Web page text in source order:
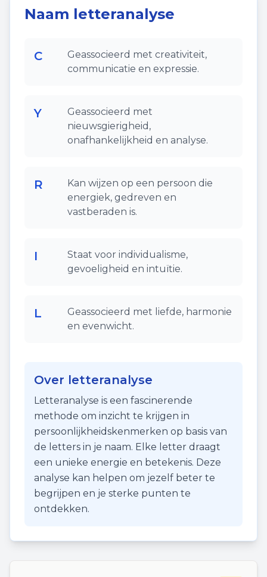
Naam letteranalyse
C
Geassocieerd met creativiteit,
communicatie en expressie.
Y
Geassocieerd met
nieuwsgierigheid,
onafhankelijkheid en analyse.
R
Kan wijzen op een persoon die
energiek, gedreven en
vastberaden is.
I
Staat voor individualisme,
gevoeligheid en intuïtie.
L
Geassocieerd met liefde, harmonie
en evenwicht.
Over letteranalyse
Letteranalyse is een fascinerende
methode om inzicht te krijgen in
persoonlijkheidskenmerken op basis van
de letters in je naam. Elke letter draagt
een unieke energie en betekenis. Deze
analyse kan helpen om jezelf beter te
begrijpen en je sterke punten te
ontdekken.